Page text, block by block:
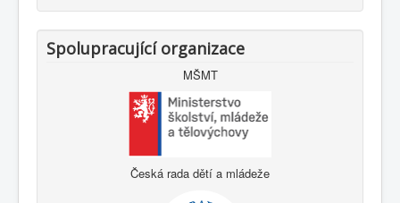
Spolupracující organizace
MŠMT
Česká rada dětí a mládeže